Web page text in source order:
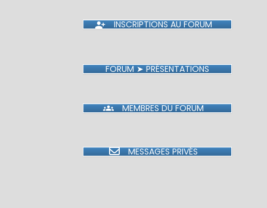
INSCRIPTIONS AU FORUM
FORUM ➤ PRÉSENTATIONS
MEMBRES DU FORUM
MESSAGES PRIVÉS